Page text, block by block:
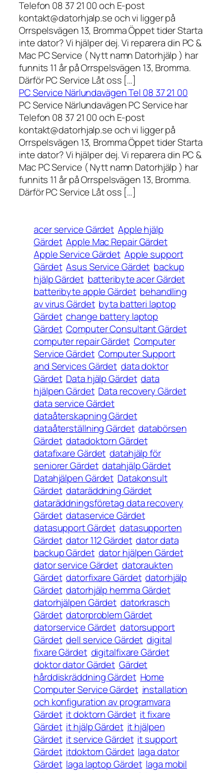
Telefon 08 37 21 00 och E-post
kontakt@datorhjalp.se och vi ligger på
Orrspelsvägen 13, Bromma Öppet tider Starta
inte dator? Vi hjälper dej. Vi reparera din PC &
Mac PC Service ( Nytt namn Datorhjälp ) har
funnits 11 år på Orrspelsvägen 13, Bromma.
Därför PC Service Låt oss […]
PC Service Närlundavägen Tel 08 37 21 00
PC Service Närlundavägen PC Service har
Telefon 08 37 21 00 och E-post
kontakt@datorhjalp.se och vi ligger på
Orrspelsvägen 13, Bromma Öppet tider Starta
inte dator? Vi hjälper dej. Vi reparera din PC &
Mac PC Service ( Nytt namn Datorhjälp ) har
funnits 11 år på Orrspelsvägen 13, Bromma.
Därför PC Service Låt oss […]
acer service Gärdet Apple hjälp
Gärdet Apple Mac Repair Gärdet
Apple Service Gärdet Apple support
Gärdet Asus Service Gärdet backup
hjälp Gärdet batteribyte acer Gärdet
batteribyte apple Gärdet behandling
av virus Gärdet byta batteri laptop
Gärdet change battery laptop
Gärdet Computer Consultant Gärdet
computer repair Gärdet Computer
Service Gärdet Computer Support
and Services Gärdet data doktor
Gärdet Data hjälp Gärdet data
hjälpen Gärdet Data recovery Gärdet
data service Gärdet
dataåterskapning Gärdet
dataåterställning Gärdet databörsen
Gärdet datadoktorn Gärdet
datafixare Gärdet datahjälp för
seniorer Gärdet datahjälp Gärdet
Datahjälpen Gärdet Datakonsult
Gärdet dataräddning Gärdet
dataräddningsföretag data recovery
Gärdet dataservice Gärdet
datasupport Gärdet datasupporten
Gärdet dator 112 Gärdet dator data
backup Gärdet dator hjälpen Gärdet
dator service Gärdet datoraukten
Gärdet datorfixare Gärdet datorhjälp
Gärdet datorhjälp hemma Gärdet
datorhjälpen Gärdet datorkrasch
Gärdet datorproblem Gärdet
datorservice Gärdet datorsupport
Gärdet dell service Gärdet digital
fixare Gärdet digitalfixare Gärdet
doktor dator Gärdet Gärdet
hårddiskräddning Gärdet Home
Computer Service Gärdet installation
och konfiguration av programvara
Gärdet it doktorn Gärdet it fixare
Gärdet it hjälp Gärdet it hjälpen
Gärdet it service Gärdet it support
Gärdet itdoktorn Gärdet laga dator
Gärdet laga laptop Gärdet laga mobil